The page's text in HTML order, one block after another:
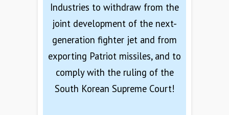
Industries to withdraw from the
joint development of the next-
generation fighter jet and from
exporting Patriot missiles, and to
comply with the ruling of the
South Korean Supreme Court!